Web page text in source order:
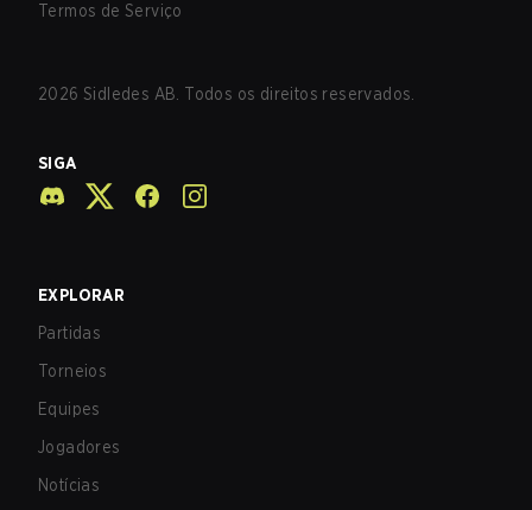
Termos de Serviço
2026 Sidledes AB. Todos os direitos reservados.
SIGA
EXPLORAR
Partidas
Torneios
Equipes
Jogadores
Notícias